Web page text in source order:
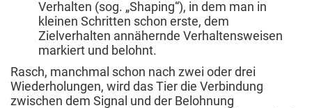
Verhalten (sog. „Shaping“), in dem man in
kleinen Schritten schon erste, dem
Zielverhalten annähernde Verhaltensweisen
markiert und belohnt.
Rasch, manchmal schon nach zwei oder drei
Wiederholungen, wird das Tier die Verbindung
zwischen dem Signal und der Belohnung